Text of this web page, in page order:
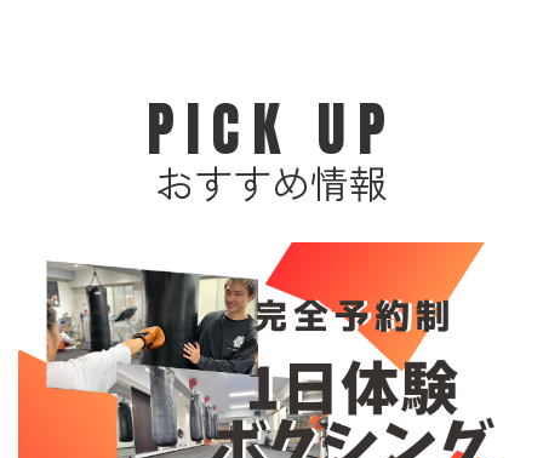
PICK UP
おすすめ情報